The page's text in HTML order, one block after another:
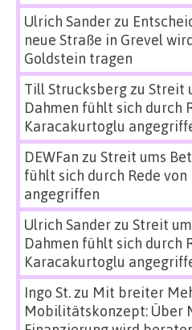
Ulrich Sanderzu
neue Straße in Grevel
Goldstein tragen
Till Strucksbergzu Streit
Dahmen fühlt sich durch
Karacakurtoglu
DEWFan zu Streit ums
fühlt sich durch Rede
angegriffen
Ulrich Sanderzu Streit
Dahmen fühlt sich durch
Karacakurtoglu
Ingo St.zu Mit breiter
Mobilitätskonzept: Über